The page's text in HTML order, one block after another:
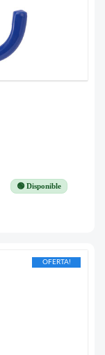
🟢 Disponible
OFERTA!